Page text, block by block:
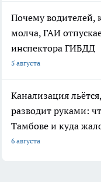
Почему водителей,
молча, ГАИ
инспектора ГИБДД
5 августа
Канализация
разводит руками:
Тамбове и куда
6 августа